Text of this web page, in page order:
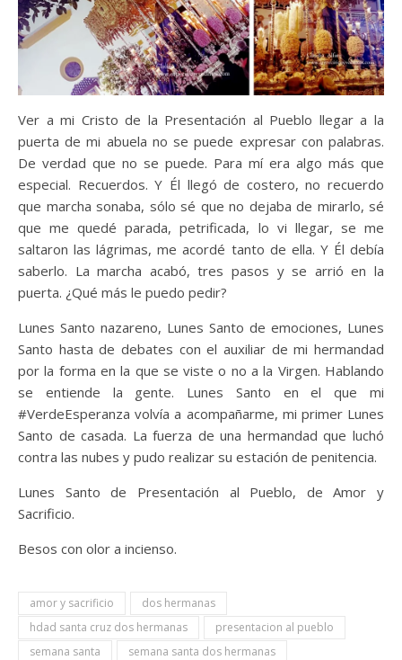
Ver a mi Cristo de la Presentación al Pueblo llegar a la
puerta de mi abuela no se puede expresar con palabras.
De verdad que no se puede. Para mí era algo más que
especial. Recuerdos. Y Él llegó de costero, no recuerdo
que marcha sonaba, sólo sé que no dejaba de mirarlo, sé
que me quedé parada, petrificada, lo vi llegar, se me
saltaron las lágrimas, me acordé tanto de ella. Y Él debía
saberlo. La marcha acabó, tres pasos y se arrió en la
puerta. ¿Qué más le puedo pedir?
Lunes Santo nazareno, Lunes Santo de emociones, Lunes
Santo hasta de debates con el auxiliar de mi hermandad
por la forma en la que se viste o no a la Virgen. Hablando
se entiende la gente. Lunes Santo en el que mi
#VerdeEsperanza volvía a acompañarme, mi primer Lunes
Santo de casada. La fuerza de una hermandad que luchó
contra las nubes y pudo realizar su estación de penitencia.
Lunes Santo de Presentación al Pueblo, de Amor y
Sacrificio.
Besos con olor a incienso.
amor y sacrificio
dos hermanas
hdad santa cruz dos hermanas
presentacion al pueblo
semana santa
semana santa dos hermanas